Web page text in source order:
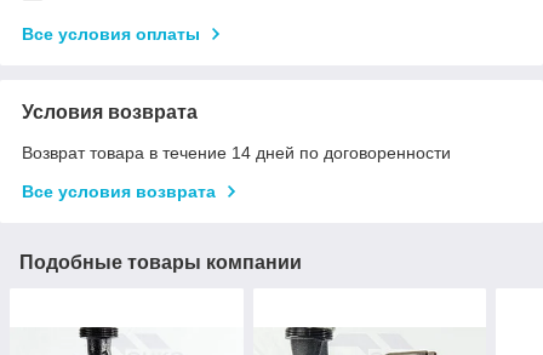
Все условия оплаты
Условия возврата
Возврат товара в течение 14 дней по договоренности
Все условия возврата
Подобные товары компании